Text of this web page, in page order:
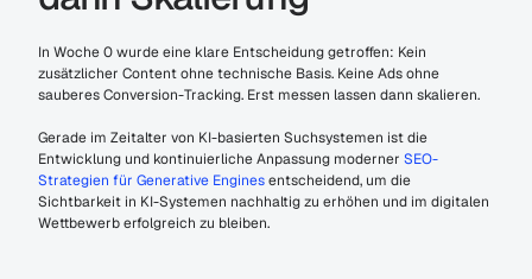
In Woche 0 wurde eine klare Entscheidung getroffen: Kein
zusätzlicher Content ohne technische Basis. Keine Ads ohne
sauberes Conversion-Tracking. Erst messen lassen dann skalieren.
Gerade im Zeitalter von KI-basierten Suchsystemen ist die
Entwicklung und kontinuierliche Anpassung moderner SEO-
Strategien für Generative Engines entscheidend, um die
Sichtbarkeit in KI-Systemen nachhaltig zu erhöhen und im digitalen
Wettbewerb erfolgreich zu bleiben.